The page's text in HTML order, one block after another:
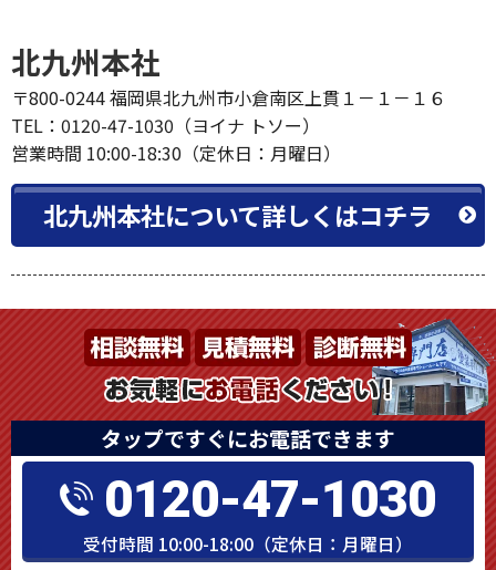
北九州本社
〒800-0244 福岡県北九州市小倉南区上貫１－１－１６
TEL：0120-47-1030（ヨイナ トソー）
営業時間 10:00-18:30（定休日：月曜日）
北九州本社について詳しくはコチラ
タップですぐにお電話できます
0120-47-1030
受付時間 10:00-18:00（定休日：月曜日）